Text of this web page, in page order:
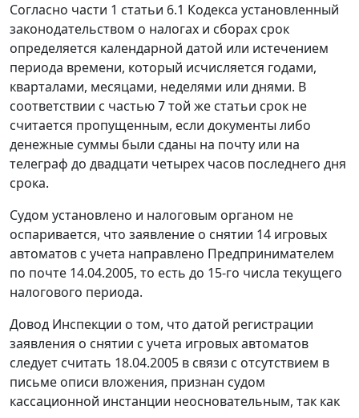
Согласно части 1 статьи 6.1 Кодекса установленный
законодательством о налогах и сборах срок
определяется календарной датой или истечением
периода времени, который исчисляется годами,
кварталами, месяцами, неделями или днями. В
соответствии с частью 7 той же статьи срок не
считается пропущенным, если документы либо
денежные суммы были сданы на почту или на
телеграф до двадцати четырех часов последнего дня
срока.
Судом установлено и налоговым органом не
оспаривается, что заявление о снятии 14 игровых
автоматов с учета направлено Предпринимателем
по почте 14.04.2005, то есть до 15-го числа текущего
налогового периода.
Довод Инспекции о том, что датой регистрации
заявления о снятии с учета игровых автоматов
следует считать 18.04.2005 в связи с отсутствием в
письме описи вложения, признан судом
кассационной инстанции неосновательным, так как